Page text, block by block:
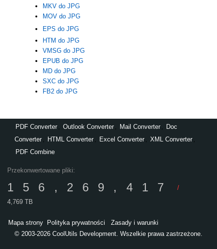
MKV do JPG
MOV do JPG
EPS do JPG
HTM do JPG
VMSG do JPG
EPUB do JPG
MD do JPG
SXC do JPG
FB2 do JPG
PDF Converter Outlook Converter Mail Converter
Doc
Converter
HTML Converter Excel Converter XML Converter
PDF Combine
Przekonwertowane pliki:
156,269,417
/
4,769 TB
Mapa strony Polityka prywatności
Zasady i warunki
© 2003-2026 CoolUtils Development. Wszelkie prawa zastrzeżone.